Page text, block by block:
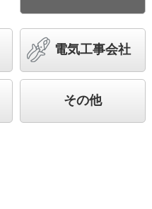
標準タイプ Hf蛍光灯32形
ご要望にお応えできる商品群で
電気工事会社
その他